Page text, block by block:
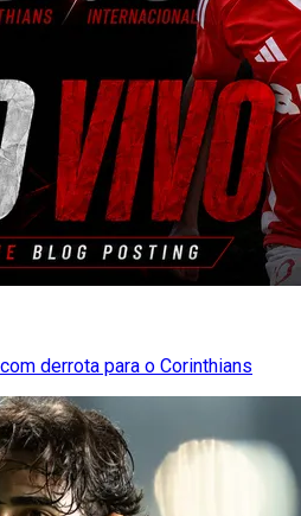
derrota para o Corinthians